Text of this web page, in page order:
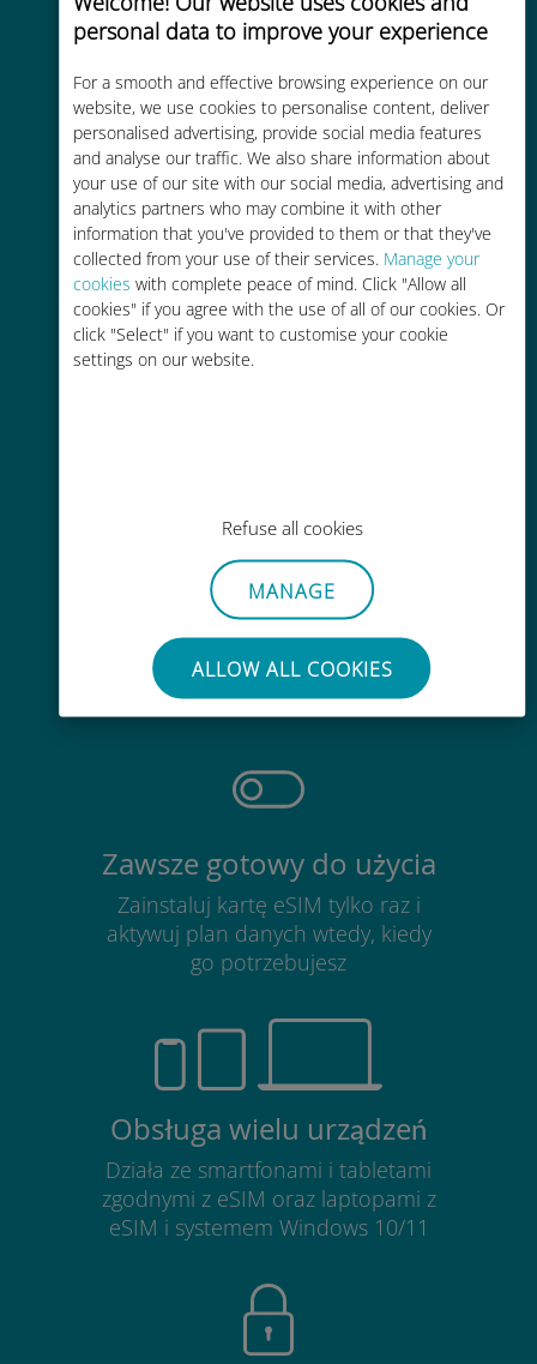
personal data to improve your experience
For a smooth and effective browsing experience on our
website, we use cookies to personalise content, deliver
personalised advertising, provide social media features
and analyse our traffic. We also share information about
your use of our site with our social media, advertising and
analytics partners who may combine it with other
information that you've provided to them or that they've
collected from your use of their services. Manage your
cookies with complete peace of mind. Click "Allow all
cookies" if you agree with the use of all of our cookies. Or
click "Select" if you want to customise your cookie
settings on our website.
Refuse all cookies
MANAGE
ALLOW ALL COOKIES
Efektywny kosztowo
Do 90% taniej w porównaniu z
opłatami za roaming u Twojego
obecnego operatora
Łatwe doładowanie
Bezproblemowy
Nie ma potrzeby wyjmowania
obecnej karty SIM
Zawsze gotowy do użycia
Zainstaluj kartę eSIM tylko raz i
aktywuj plan danych wtedy, kiedy
go potrzebujesz
Obsługa wielu urządzeń
Działa ze smartfonami i tabletami
zgodnymi z eSIM oraz laptopami z
eSIM i systemem Windows 10/11